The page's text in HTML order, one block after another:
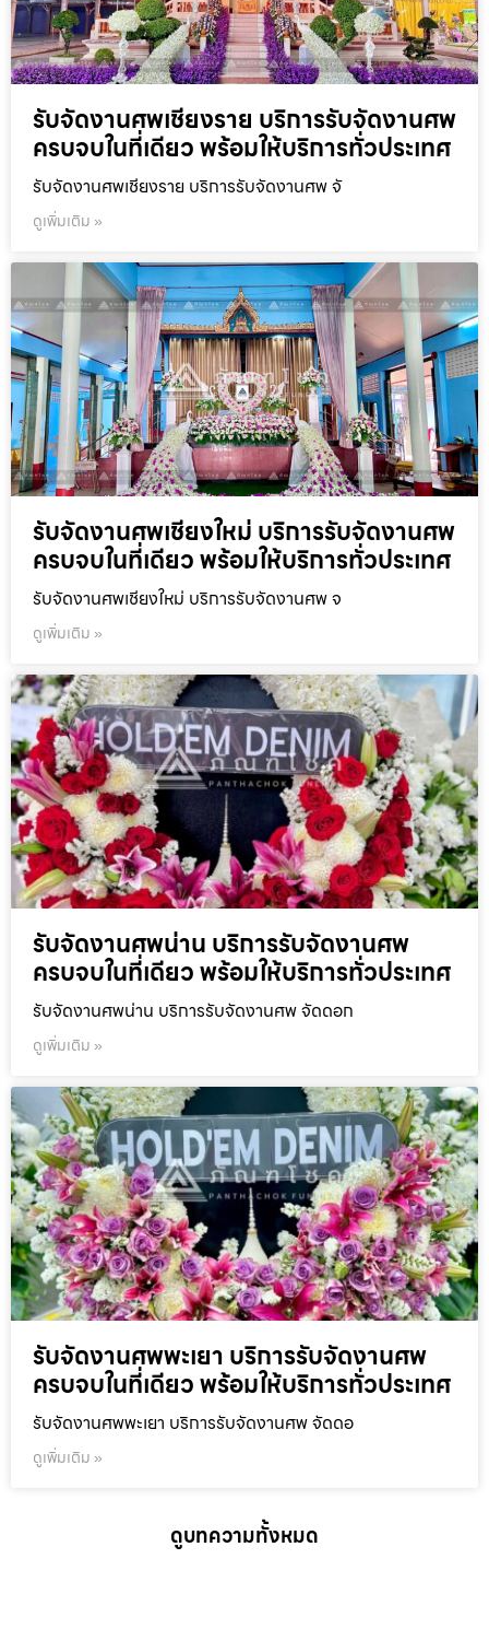
รับจัดงานศพเชียงราย บริการรับจัดงานศพ
ครบจบในที่เดียว พร้อมให้บริการทั่วประเทศ
รับจัดงานศพเชียงราย บริการรับจัดงานศพ จั
ดูเพิ่มเติม »
รับจัดงานศพเชียงใหม่ บริการรับจัดงานศพ
ครบจบในที่เดียว พร้อมให้บริการทั่วประเทศ
รับจัดงานศพเชียงใหม่ บริการรับจัดงานศพ จ
ดูเพิ่มเติม »
รับจัดงานศพน่าน บริการรับจัดงานศพ
ครบจบในที่เดียว พร้อมให้บริการทั่วประเทศ
รับจัดงานศพน่าน บริการรับจัดงานศพ จัดดอก
ดูเพิ่มเติม »
รับจัดงานศพพะเยา บริการรับจัดงานศพ
ครบจบในที่เดียว พร้อมให้บริการทั่วประเทศ
รับจัดงานศพพะเยา บริการรับจัดงานศพ จัดดอ
ดูเพิ่มเติม »
ดูบทความทั้งหมด